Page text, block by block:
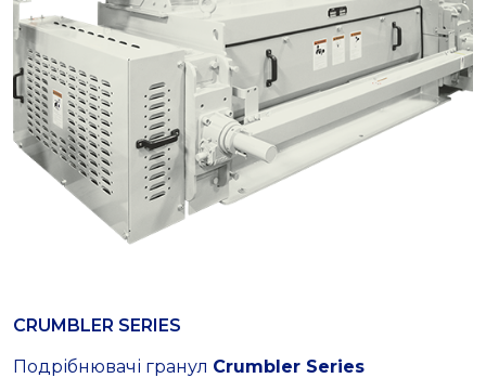
CRUMBLER SERIES
Подрібнювачі гранул Crumbler Series